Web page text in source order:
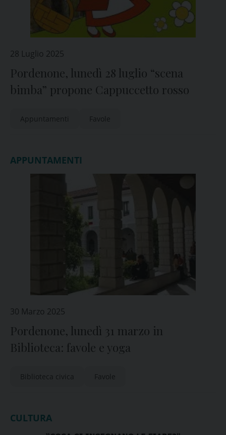
28 Luglio 2025
Pordenone, lunedì 28 luglio “scena
bimba” propone Cappuccetto rosso
Appuntamenti Favole
APPUNTAMENTI
30 Marzo 2025
Pordenone, lunedì 31 marzo in
Biblioteca: favole e yoga
Biblioteca civica Favole
CULTURA